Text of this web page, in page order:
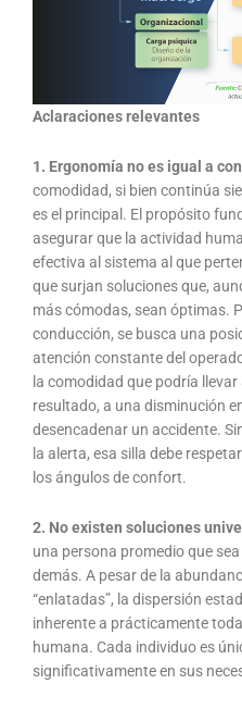
Aclaraciones relevantes
1. Ergonomía no es igual a
comodidad, si bien continúa
es el principal. El propósito
asegurar que la actividad
efectiva al sistema al que
que surjan soluciones que,
más cómodas, sean óptimas.
conducción, se busca una
atención constante del
la comodidad que podría
resultado, a una disminución
desencadenar un accidente.
la alerta, esa silla debe
los ángulos de confort.
2. No existen soluciones
una persona promedio que
demás. A pesar de la
“enlatadas”, la dispersión
inherente a prácticamente
humana. Cada individuo es
significativamente en sus